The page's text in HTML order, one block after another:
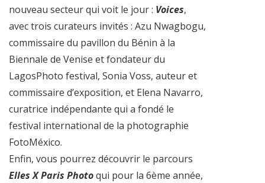
nouveau secteur qui voit le jour : Voices,
avec trois curateurs invités : Azu Nwagbogu,
commissaire du pavillon du Bénin à la
Biennale de Venise et fondateur du
LagosPhoto festival, Sonia Voss, auteur et
commissaire d’exposition, et Elena Navarro,
curatrice indépendante qui a fondé le
festival international de la photographie
FotoMéxico.
Enfin, vous pourrez découvrir le parcours
Elles X Paris Photoqui pour la 6ème année,